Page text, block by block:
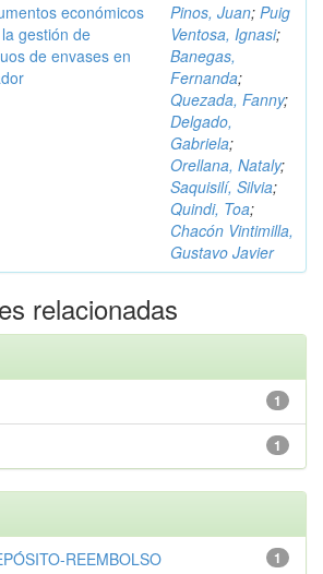
económicos
gestión de
de envases en
Pinos, Juan; Puig
Ventosa, Ignasi;
Banegas,
Fernanda;
Quezada, Fanny;
Delgado,
Gabriela;
Orellana, Nataly;
Saquisilí, Silvia;
Quindi, Toa;
Chacón Vintimilla,
Gustavo Javier
relacionadas
1
1
1
REEMBOLSO